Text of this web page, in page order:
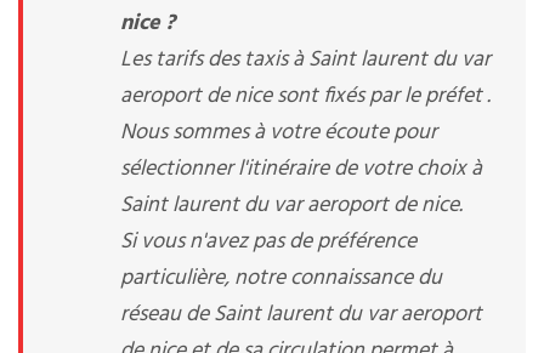
nice ?
Les tarifs des taxis à Saint laurent du var
aeroport de nice sont fixés par le préfet .
Nous sommes à votre écoute pour
sélectionner l'itinéraire de votre choix à
Saint laurent du var aeroport de nice.
Si vous n'avez pas de préférence
particulière, notre connaissance du
réseau de Saint laurent du var aeroport